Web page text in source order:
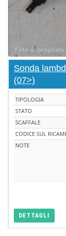
Sonda
(07>)
TIPOLOGIA
STATO
SCAFFALE
CODICE SUL
NOTE
DETTAGLI